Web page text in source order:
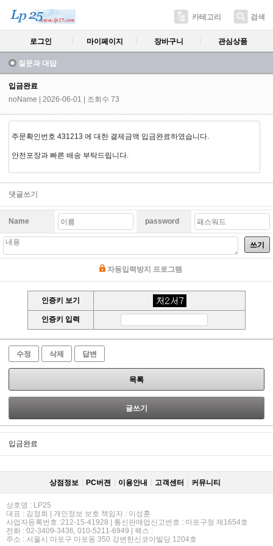
카테고리 검색
로그인 마이페이지 장바구니 관심상품
질문과 대답
입금완료
noName
| 2026-06-01 | 조회수 73
주문확인번호 431213 에 대한 결제금액 입금완료하였습니다.
안전포장과 빠른 배송 부탁드립니다.
댓글쓰기
Name password
쓰기
자동입력방지 프로그램
인증키 보기
인증키 입력
수정 삭제 답변
목록
글쓰기
입금완료
상점정보 PC버젼 이용안내 고객센터 커뮤니티
상호명 : LP25
대표 : 김정희 | 개인정보 보호 책임자 : 이성훈
사업자등록번호 :212-15-41928 | 통신판매업신고번호 : 마포구청 제1654호
전화 : 02-3409-3436, 010-5211-6949 | 팩스 :
주소 : 서울시 마포구 마포동 350 강변한신코아빌딩 1204호